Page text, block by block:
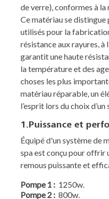
de verre), conformes à
Ce matériau se
utilisés pour la
résistance aux rayures, à
garantit une haute
la température et des
choses les plus
matériau réparable, un
l’esprit lors du choix d’un
1.Puissance et
Équipé d'un système de
spa est conçu pour offrir
remous puissante et
Pompe 1 : 1250w.
Pompe 2 : 800w.